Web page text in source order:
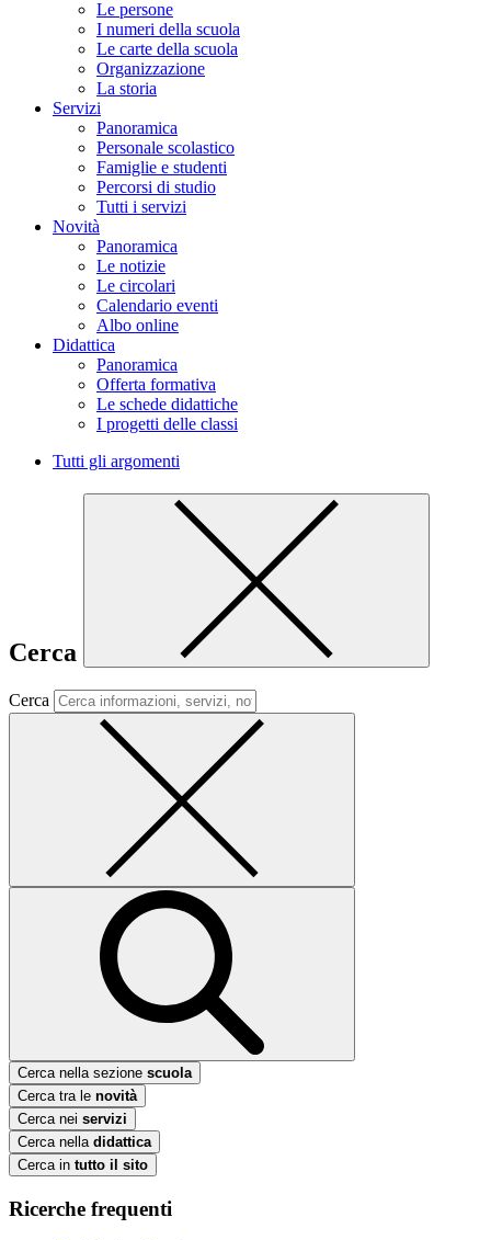
Le persone
I numeri della scuola
Le carte della scuola
Organizzazione
La storia
Servizi
Panoramica
Personale scolastico
Famiglie e studenti
Percorsi di studio
Tutti i servizi
Novità
Panoramica
Le notizie
Le circolari
Calendario eventi
Albo online
Didattica
Panoramica
Offerta formativa
Le schede didattiche
I progetti delle classi
Tutti gli argomenti
Cerca
Cerca
Cerca nella sezione scuola
Cerca tra le novità
Cerca nei servizi
Cerca nella didattica
Cerca in tutto il sito
Ricerche frequenti